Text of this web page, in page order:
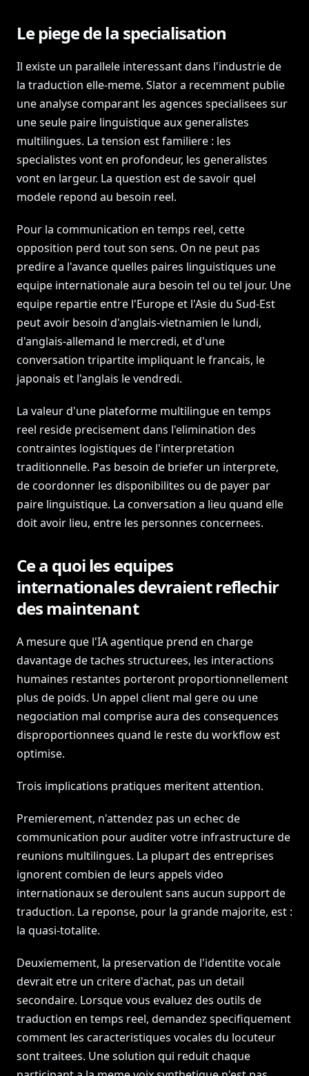
Le piege de la specialisation
Il existe un parallele interessant dans l'industrie de
la traduction elle-meme. Slator a recemment publie
une analyse comparant les agences specialisees sur
une seule paire linguistique aux generalistes
multilingues. La tension est familiere : les
specialistes vont en profondeur, les generalistes
vont en largeur. La question est de savoir quel
modele repond au besoin reel.
Pour la communication en temps reel, cette
opposition perd tout son sens. On ne peut pas
predire a l'avance quelles paires linguistiques une
equipe internationale aura besoin tel ou tel jour. Une
equipe repartie entre l'Europe et l'Asie du Sud-Est
peut avoir besoin d'anglais-vietnamien le lundi,
d'anglais-allemand le mercredi, et d'une
conversation tripartite impliquant le francais, le
japonais et l'anglais le vendredi.
La valeur d'une plateforme multilingue en temps
reel reside precisement dans l'elimination des
contraintes logistiques de l'interpretation
traditionnelle. Pas besoin de briefer un interprete,
de coordonner les disponibilites ou de payer par
paire linguistique. La conversation a lieu quand elle
doit avoir lieu, entre les personnes concernees.
Ce a quoi les equipes
internationales devraient reflechir
des maintenant
A mesure que l'IA agentique prend en charge
davantage de taches structurees, les interactions
humaines restantes porteront proportionnellement
plus de poids. Un appel client mal gere ou une
negociation mal comprise aura des consequences
disproportionnees quand le reste du workflow est
optimise.
Trois implications pratiques meritent attention.
Premierement, n'attendez pas un echec de
communication pour auditer votre infrastructure de
reunions multilingues. La plupart des entreprises
ignorent combien de leurs appels video
internationaux se deroulent sans aucun support de
traduction. La reponse, pour la grande majorite, est :
la quasi-totalite.
Deuxiemement, la preservation de l'identite vocale
devrait etre un critere d'achat, pas un detail
secondaire. Lorsque vous evaluez des outils de
traduction en temps reel, demandez specifiquement
comment les caracteristiques vocales du locuteur
sont traitees. Une solution qui reduit chaque